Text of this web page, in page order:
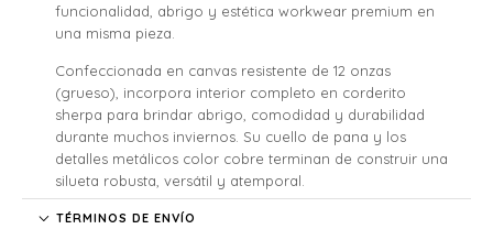
funcionalidad, abrigo y estética workwear premium en
una misma pieza.
Confeccionada en canvas resistente de 12 onzas
(grueso), incorpora interior completo en corderito
sherpa para brindar abrigo, comodidad y durabilidad
durante muchos inviernos. Su cuello de pana y los
detalles metálicos color cobre terminan de construir una
silueta robusta, versátil y atemporal.
Diseñada para acompañarte tanto en el día a día como
TÉRMINOS DE ENVÍO